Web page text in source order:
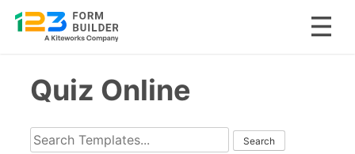
contentQuiz Online